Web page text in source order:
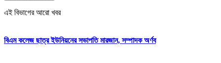
এই বিভাগের আরো খবর
বিএম কলেজ ছাত্র ইউনিয়নের সভাপতি মারজান, সম্পাদক অর্ণব